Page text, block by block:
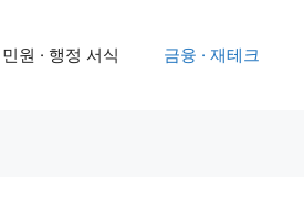
민원 · 행정 서식 금융 · 재테크